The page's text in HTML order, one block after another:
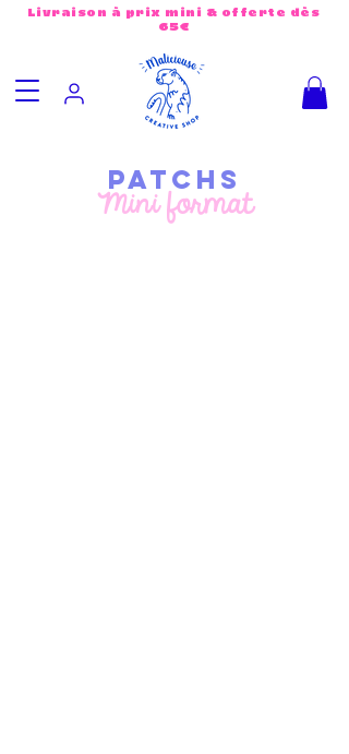
Livraison à prix mini & offerte dès
65€
patchs
Mini format